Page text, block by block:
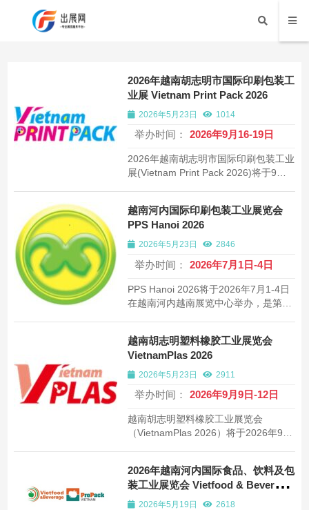
2026年越南胡志明市国际印刷包装工
业展 Vietnam Print Pack 2026
2026年5月23日 1014
举办时间： 2026年9月16-19日
2026年越南胡志明市国际印刷包装工业
展(Vietnam Print Pack 2026)将于9月
领域的标杆盛会，预计吸引300余家展
商和1.5万名专业观众参展。
越南河内国际印刷包装工业展览会
PPS Hanoi 2026
2026年5月23日 2846
举办时间： 2026年7月1日-4日
PPS Hanoi 2026将于2026年7月1-4日
在越南河内越南展览中心举办，是第13
越南胡志明塑料橡胶工业展览会
VietnamPlas 2026
2026年5月23日 2911
举办时间： 2026年9月9日-12日
越南胡志明塑料橡胶工业展览会
（VietnamPlas 2026）将于2026年9月
力的橡塑行业专业展会，汇聚超520家
展商。
2026年越南河内国际食品、饮料及包
装工业展览会 Vietfood & Beverage
– ProPack Hanoi
2026年5月19日 2618